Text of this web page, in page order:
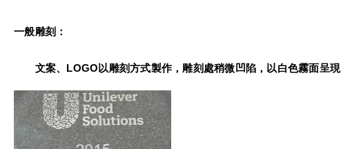
一般雕刻：
文案、LOGO以雕刻方式製作，雕刻處稍微凹陷，以白色霧面呈現